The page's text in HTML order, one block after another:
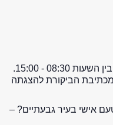
- 15:00.
מכתיבת הביקורת להצגתה
אישי בעיר גבעתיים? –